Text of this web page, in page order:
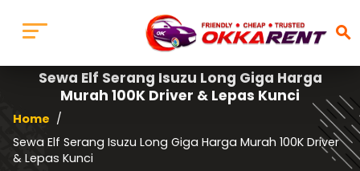
search
Sewa Elf Serang Isuzu Long Giga Harga
Murah 100K Driver & Lepas Kunci
Home /
Sewa Elf Serang Isuzu Long Giga Harga Murah 100K Driver
& Lepas Kunci